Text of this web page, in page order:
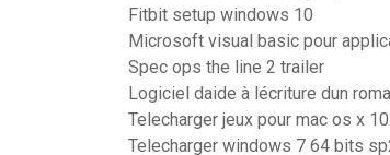
Fitbit setup windows 10
Microsoft visual basic pour
Spec ops the line 2 trailer
Logiciel daide à lécriture dun
Telecharger jeux pour mac os x
Telecharger windows 7 64 bits